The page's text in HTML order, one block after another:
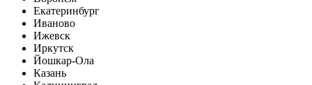
Екатеринбург
Иваново
Ижевск
Иркутск
Йошкар-Ола
Казань